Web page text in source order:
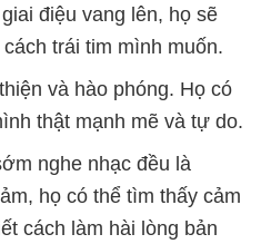
điệu vang lên, họ sẽ
trái tim mình muốn.
và hào phóng. Họ có
thật mạnh mẽ và tự do.
nghe nhạc đều là
họ có thể tìm thấy cảm
cách làm hài lòng bản